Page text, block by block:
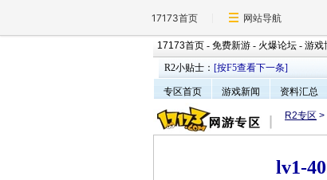
17173首页 网站导航
17173首页 - 免费新游 - 火爆论坛 - 游戏
R2小贴士： [按F5查看下一条]
专区首页 游戏新闻 资料汇总
R2专区 >
lv1-